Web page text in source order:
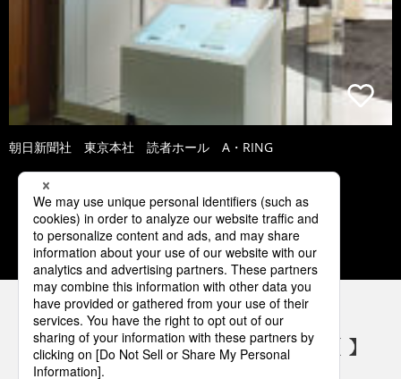
朝日新聞社 東京本社 読者ホール A・RING
3 4 5 6 7
パナソニックの電気設備 SNSアカウント